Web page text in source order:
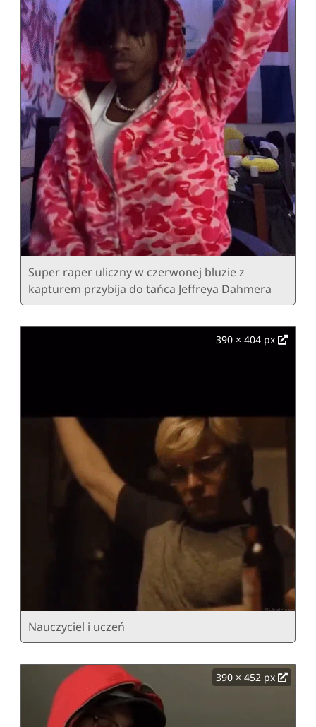
Super raper uliczny w czerwonej bluzie z
kapturem przybija do tańca Jeffreya Dahmera
390 × 404 px
Nauczyciel i uczeń
390 × 452 px